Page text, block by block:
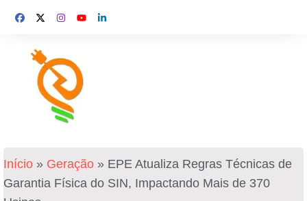
Início » Geração » EPE Atualiza Regras Técnicas de
Garantia Física do SIN, Impactando Mais de 370